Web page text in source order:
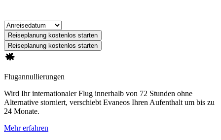
Reiseplanung kostenlos starten
Reiseplanung kostenlos starten
Flugannullierungen
Wird Ihr internationaler Flug innerhalb von 72 Stunden ohne
Alternative storniert, verschiebt Evaneos Ihren Aufenthalt um bis zu
24 Monate.
Mehr erfahren